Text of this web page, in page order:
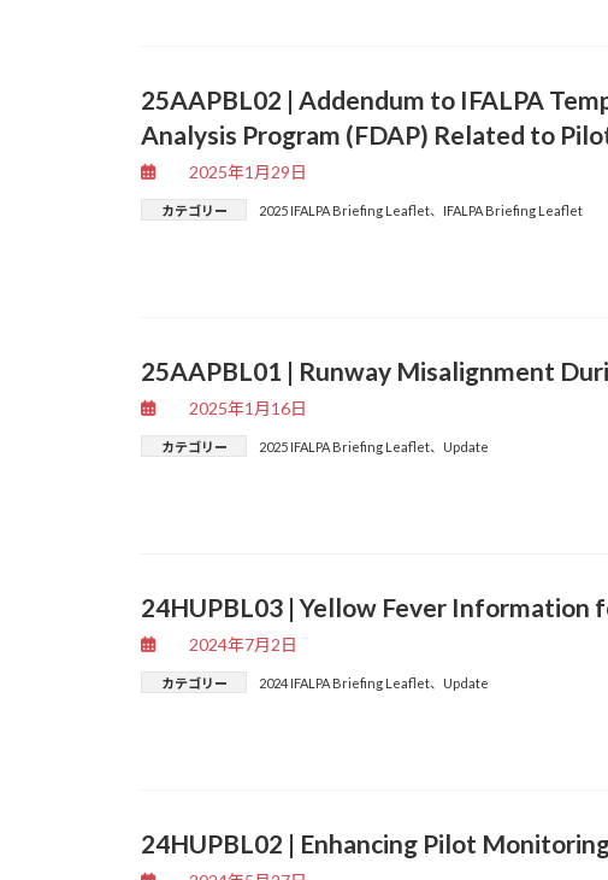
25AAPBL02 | Addendum to IFALPA
Analysis Program (FDAP) Related to
2025年1月29日
カテゴリー 2025 IFALPA Briefing Leaflet、 IFALPA Briefing Leaflet
25AAPBL01 | Runway Misalignment
2025年1月16日
カテゴリー 2025 IFALPA Briefing Leaflet、 Update
24HUPBL03 | Yellow Fever Information
2024年7月2日
カテゴリー 2024 IFALPA Briefing Leaflet、 Update
24HUPBL02 | Enhancing Pilot